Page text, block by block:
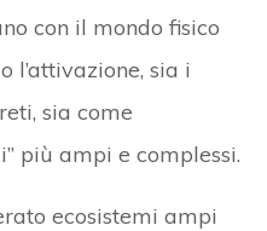
con il mondo fisico
l’attivazione, sia i
sia come
più ampi e complessi.
ecosistemi ampi